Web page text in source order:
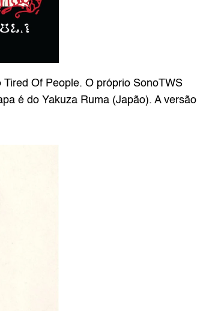
Tired Of People. O próprio SonoTWS
é do Yakuza Ruma (Japão). A versão